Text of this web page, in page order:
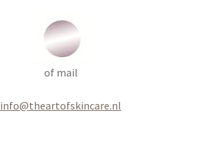
of mail
info@theartofskincare.nl